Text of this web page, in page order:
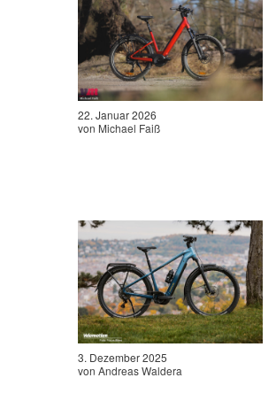
22. Januar 2026
von Michael Faiß
3. Dezember 2025
von Andreas Waldera